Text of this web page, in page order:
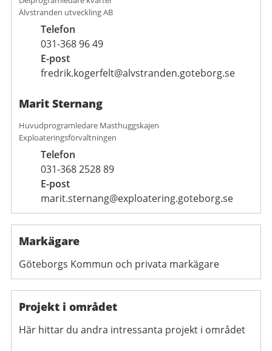
Älvstranden utveckling AB
Telefon
031-368 96 49
E-post
fredrik.kogerfelt@alvstranden.goteborg.se
Marit Sternang
Huvudprogramledare Masthuggskajen
Exploateringsförvaltningen
Telefon
031-368 2528 89
E-post
marit.sternang@exploatering.goteborg.se
Markägare
Göteborgs Kommun och privata markägare
Projekt i området
Här hittar du andra intressanta projekt i området